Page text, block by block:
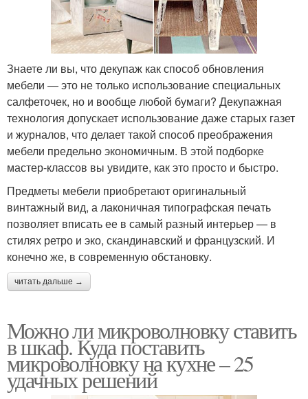
Знаете ли вы, что декупаж как способ обновления
мебели — это не только использование специальных
салфеточек, но и вообще любой бумаги? Декупажная
технология допускает использование даже старых газет
и журналов, что делает такой способ преображения
мебели предельно экономичным. В этой подборке
мастер-классов вы увидите, как это просто и быстро.
Предметы мебели приобретают оригинальный
винтажный вид, а лаконичная типографская печать
позволяет вписать ее в самый разный интерьер — в
стилях ретро и эко, скандинавский и французский. И
конечно же, в современную обстановку.
читать дальше →
Можно ли микроволновку ставить
в шкаф. Куда поставить
микроволновку на кухне – 25
удачных решений